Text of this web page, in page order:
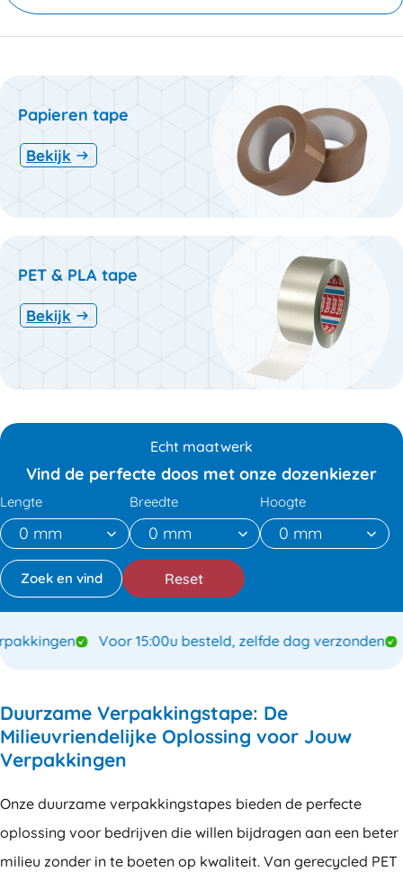
Papieren tape
Bekijk
PET & PLA tape
Bekijk
Echt maatwerk
Vind de perfecte doos met onze dozenkiezer
Lengte Breedte Hoogte
Reset
Voor 15:00u besteld, zelfde dag verzonden
Duurzame Verpakkingstape: De
Milieuvriendelijke Oplossing voor Jouw
Verpakkingen
Onze duurzame verpakkingstapes bieden de perfecte
oplossing voor bedrijven die willen bijdragen aan een beter
milieu zonder in te boeten op kwaliteit. Van gerecycled PET